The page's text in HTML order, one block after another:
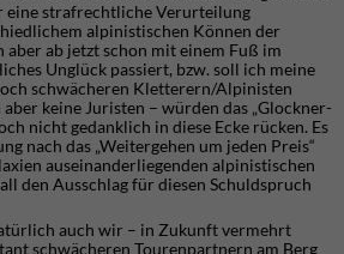
eine strafrechtliche Verurteilung
alpinistischen Können der
ab jetzt schon mit einem Fuß im
Unglück passiert, bzw. soll ich meine
schwächeren Kletterern/Alpinisten
keine Juristen – würden das „Glockner-
nicht gedanklich in diese Ecke rücken. Es
nach das „Weitergehen um jeden Preis“
auseinanderliegenden alpinistischen
den Ausschlag für diesen Schuldspruch
auch wir – in Zukunft vermehrt
schwächeren Tourenpartnern am Berg